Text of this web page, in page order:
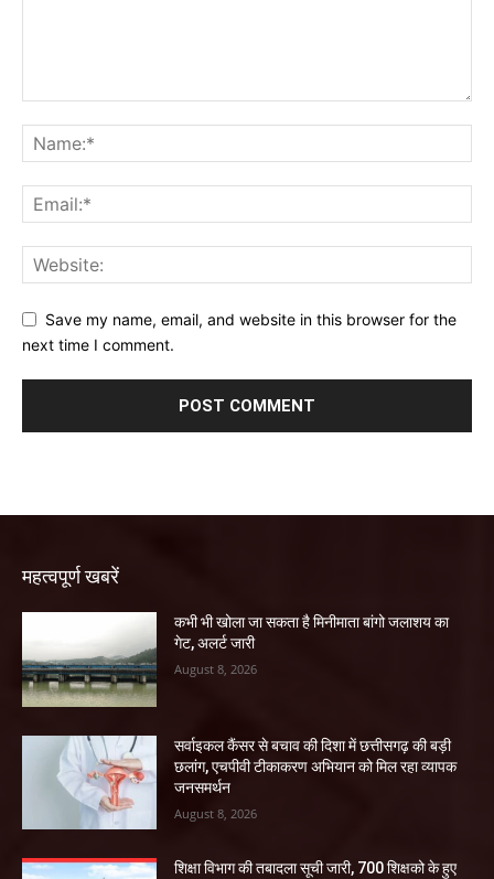
Save my name, email, and website in this browser for the
next time I comment.
महत्वपूर्ण खबरें
कभी भी खोला जा सकता है मिनीमाता बांगो जलाशय का
गेट, अलर्ट जारी
August 8, 2026
सर्वाइकल कैंसर से बचाव की दिशा में छत्तीसगढ़ की बड़ी
छलांग, एचपीवी टीकाकरण अभियान को मिल रहा व्यापक
जनसमर्थन
August 8, 2026
शिक्षा विभाग की तबादला सूची जारी, 700 शिक्षको के हुए